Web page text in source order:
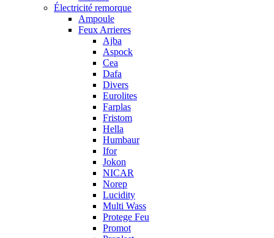
Électricité remorque
Ampoule
Feux Arrieres
Ajba
Aspock
Cea
Dafa
Divers
Eurolites
Farplas
Fristom
Hella
Humbaur
Ifor
Jokon
NICAR
Norep
Lucidity
Multi Wass
Protege Feu
Promot